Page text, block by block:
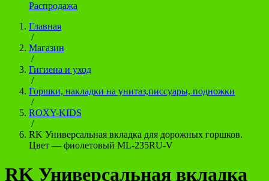
Распродажа
Главная
/
Магазин
/
Гигиена и уход
/
Горшки, накладки на унитаз,писсуары, подножки
/
ROXY-KIDS
/
RK Универсальная вкладка для дорожных горшков.
Цвет — фиолетовый ML-235RU-V
RK Универсальная вкладка